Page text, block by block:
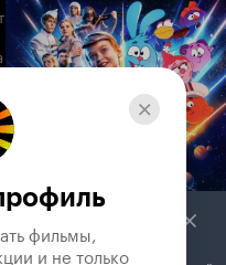
фильмы,
и не только